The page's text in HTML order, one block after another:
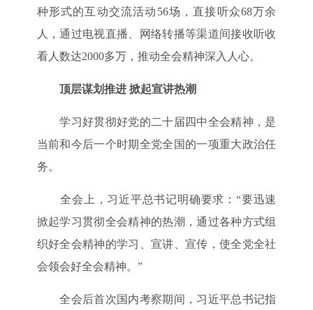
种形式的互动交流活动56场，直接听众68万余
人，通过电视直播、网络转播等渠道间接收听收
看人数达2000多万，推动全会精神深入人心。
顶层谋划推进 掀起宣讲热潮
学习好贯彻好党的二十届四中全会精神，是
当前和今后一个时期全党全国的一项重大政治任
务。
全会上，习近平总书记明确要求：“要迅速
掀起学习贯彻全会精神的热潮，通过各种方式组
织好全会精神的学习、宣讲、宣传，使全党全社
会领会好全会精神。”
全会后首次国内考察期间，习近平总书记指